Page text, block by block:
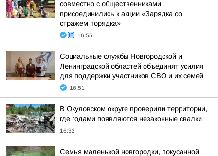
совместно с общественниками
присоединились к акции «Зарядка со
стражем порядка»
16:55
Социальные службы Новгородской и
Ленинградской областей объединят усилия
для поддержки участников СВО и их семей
16:51
В Окуловском округе проверили территории,
где годами появляются незаконные свалки
16:32
Семья маленькой новгородки, покусанной